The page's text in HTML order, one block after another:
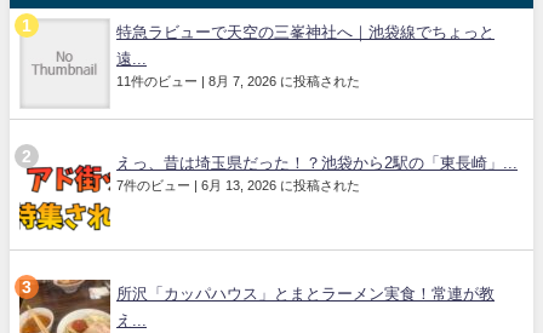
特急ラビューで天空の三峯神社へ｜池袋線でちょっと
遠...
11件のビュー | 8月 7, 2026 に投稿された
えっ、昔は埼玉県だった！？池袋から2駅の「東長崎」...
7件のビュー | 6月 13, 2026 に投稿された
所沢「カッパハウス」とまとラーメン実食！常連が教
え...